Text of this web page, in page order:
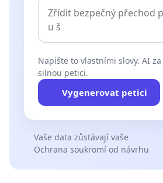
Napište to vlastními slovy. AI
silnou petici.
Vygenerovat petici
Vaše data zůstávají vaše
Ochrana soukromí od návrhu